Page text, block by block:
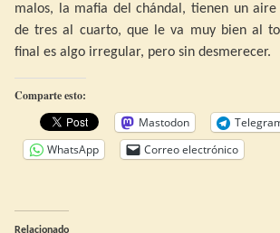
malos, la mafia del chándal, tienen un
de tres al cuarto, que le va muy bien al
final es algo irregular, pero sin desmerecer.
Comparte esto:
Mastodon
WhatsApp
Correo electrónico
Relacionado